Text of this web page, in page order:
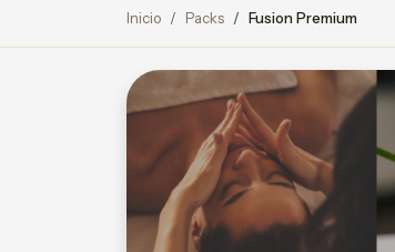
Inicio Packs Fusion Premium